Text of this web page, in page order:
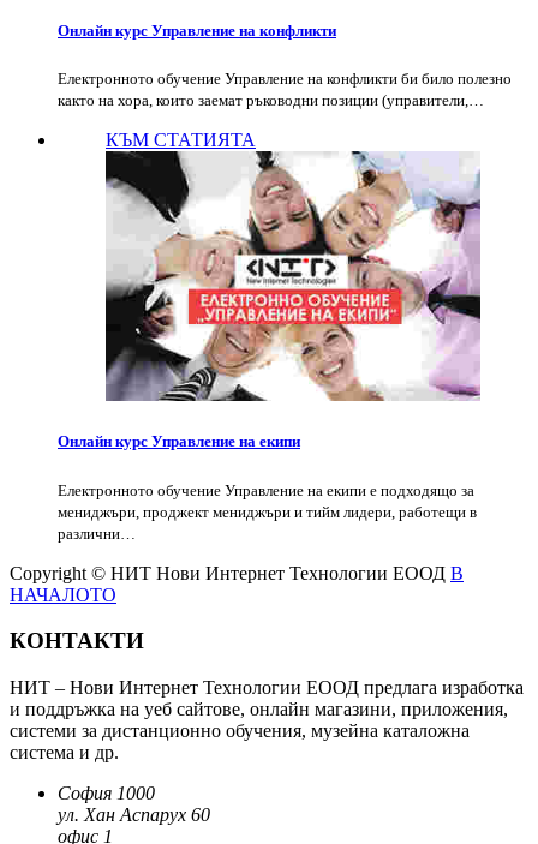
Онлайн курс Управление на конфликти
Електронното обучение Управление на конфликти би било полезно
както на хора, които заемат ръководни позиции (управители,…
КЪМ СТАТИЯТА
Онлайн курс Управление на екипи
Електронното обучение Управление на екипи е подходящо за
мениджъри, проджект мениджъри и тийм лидери, работещи в
различни…
Copyright © НИТ Нови Интернет Технологии ЕООД В
НАЧАЛОТО
КОНТАКТИ
НИТ – Нови Интернет Технологии ЕООД предлага изработка
и поддръжка на уеб сайтове, онлайн магазини, приложения,
системи за дистанционно обучения, музейна каталожна
система и др.
София 1000
ул. Хан Аспарух 60
офис 1